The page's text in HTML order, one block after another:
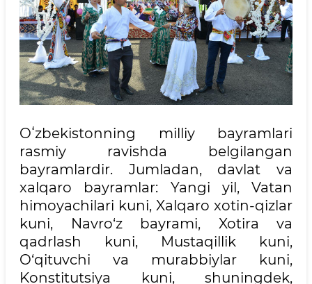
Oʻzbekistonning milliy bayramlari
rasmiy ravishda belgilangan
bayramlardir. Jumladan, davlat va
xalqaro bayramlar: Yangi yil, Vatan
himoyachilari kuni, Xalqaro xotin-qizlar
kuni, Navro‘z bayrami, Xotira va
qadrlash kuni, Mustaqillik kuni,
O‘qituvchi va murabbiylar kuni,
Konstitutsiya kuni, shuningdek,